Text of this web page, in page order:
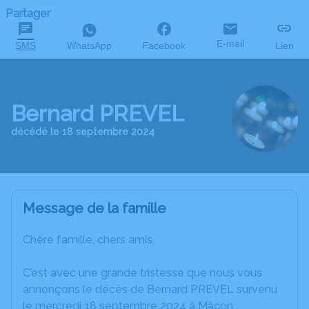
Partager
SMS WhatsApp Facebook E-mail Lien
Bernard PREVEL
décédé le 18 septembre 2024
Message de la famille
Chère famille, chers amis,
C’est avec une grande tristesse que nous vous
annonçons le décès de Bernard PREVEL survenu
le mercredi 18 septembre 2024 à Mâcon.